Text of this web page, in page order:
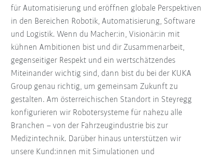
für Automatisierung und eröffnen globale Perspektiven
in den Bereichen Robotik, Automatisierung, Software
und Logistik. Wenn du Macher:in, Visionär:in mit
kühnen Ambitionen bist und dir Zusammenarbeit,
gegenseitiger Respekt und ein wertschätzendes
Miteinander wichtig sind, dann bist du bei der KUKA
Group genau richtig, um gemeinsam Zukunft zu
gestalten. Am österreichischen Standort in Steyregg
konfigurieren wir Robotersysteme für nahezu alle
Branchen – von der Fahrzeugindustrie bis zur
Medizintechnik. Darüber hinaus unterstützen wir
unsere Kund:innen mit Simulationen und